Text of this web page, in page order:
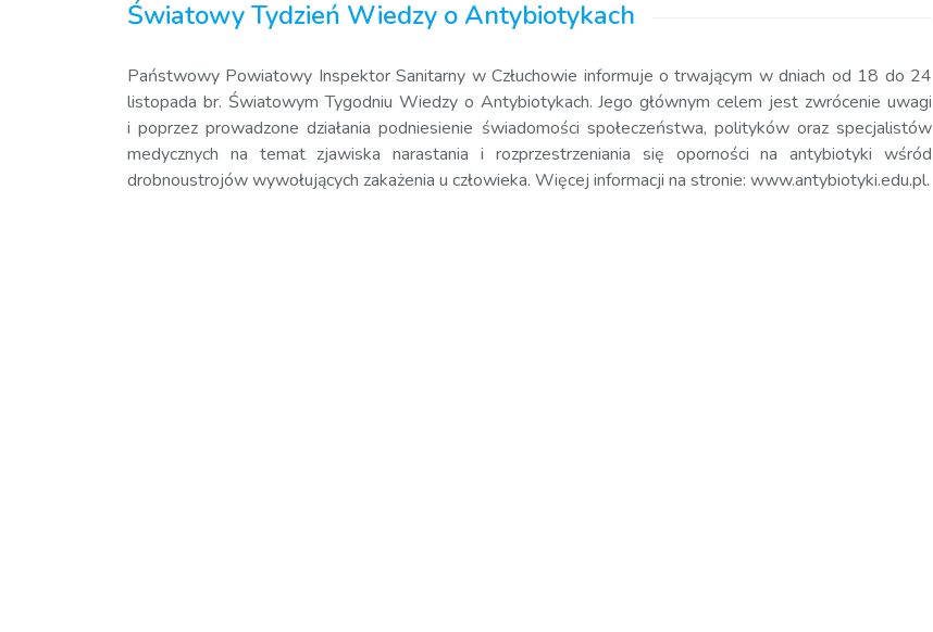
Światowy Tydzień Wiedzy o Antybiotykach
Państwowy Powiatowy Inspektor Sanitarny w Człuchowie informuje o trwającym w dniach od 18 do 24
listopada br. Światowym Tygodniu Wiedzy o Antybiotykach. Jego głównym celem jest zwrócenie uwagi
i poprzez prowadzone działania podniesienie świadomości społeczeństwa, polityków oraz specjalistów
medycznych na temat zjawiska narastania i rozprzestrzeniania się oporności na antybiotyki wśród
drobnoustrojów wywołujących zakażenia u człowieka. Więcej informacji na stronie: www.antybiotyki.edu.pl.